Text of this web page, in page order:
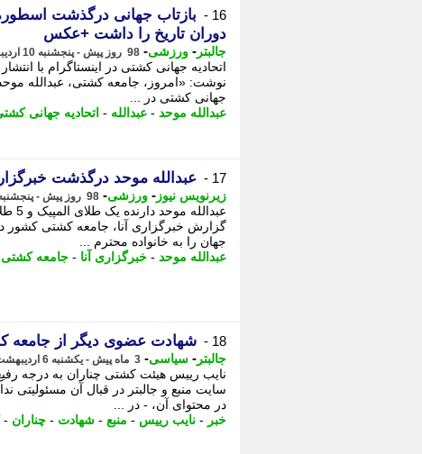
16 -
بازتاب جهانی درگذشت
دوران تاریخ را داشت +عکس
جالبتر - ورزشی- 98 روز پیش - پنجشنبه 10 اردیبهشت 1405، 23:37
اتحادیه جهانی کشتی در اینستاگرام با
نوشت: «امروز، جامعه کشتی، عبدالله
جهانی کشتی در ...
عبدالله موحد - عبدالله - اتحادیه جهانی
17 - عبدالله موحد درگذشت
زیرنویس نیوز - ورزشی- 98 روز پیش - پنجشنبه 10 اردیبهشت 1405، 20:17
گزارش خبرگزاری آنا، جامعه کشتی
جهان را به خانواده محترم ...
عبدالله موحد - خبرگزاری آنا - جامعه کشتی
18 - شهادت عضوی دیگر از جامعه
جالبتر - سیاسی- 3 ماه پیش - یکشنبه 6 اردیبهشت 1405، 09:12
نایب رییس هیئت کشتی چناران به درجه
سایت منبع و جالبتر در قبال آن
در محتوای آن، - در ...
خبر - نایب رییس - منبع - شهادت - چناران -